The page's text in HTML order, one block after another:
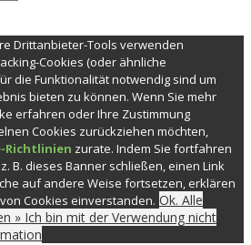
Drittanbieter-Tools verwenden
Cookies (oder ähnliche
die Funktionalität notwendig sind um
bieten zu können. Wenn Sie mehr
erfahren oder Ihre Zustimmung
Cookies zurückziehen möchten,
Richtlinien zurate. Indem Sie fortfahren
B. dieses Banner schließen, einen Link
auf andere Weise fortsetzen, erklären
Cookies einverstanden. Ok. Alle
» Ich bin mit der Verwendung nicht